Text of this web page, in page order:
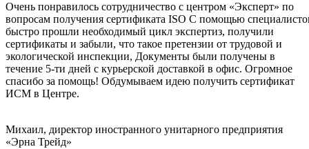
Очень понравилось сотрудничество с центром «Эксперт» по
вопросам получения сертификата ISO С помощью
быстро прошли необходимый цикл экспертиз, получили
сертификаты и забыли, что такое претензии от трудовой и
экологической инспекции, Документы были получены в
течение 5-ти дней с курьерской доставкой в офис. Огромное
спасибо за помощь! Обдумываем идею получить сертификат
ИСМ в Центре.
Михаил, директор иностранного унитарного предприятия
«Эрна Трейд»